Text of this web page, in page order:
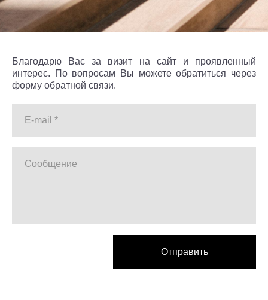
Благодарю Вас за визит на сайт и проявленный
интерес. По вопросам Вы можете обратиться через
форму обратной связи.
E-mail *
Сообщение
Отправить